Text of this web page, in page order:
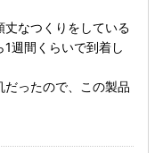
丈なつくりをしている
週間くらいで到着し
ったので、この製品